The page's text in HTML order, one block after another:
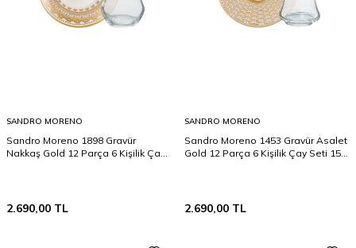
SANDRO MORENO
Sandro Moreno 1898 Gravür
Nakkaş Gold 12 Parça 6 Kişilik Çay
2.690,00 TL
SANDRO MORENO
Sandro Moreno 1453 Gravür Asalet
Gold 12 Parça 6 Kişilik Çay Seti 150
2.690,00 TL